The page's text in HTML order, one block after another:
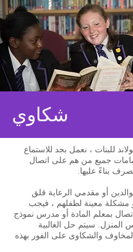
شكاوي
للبنات ، نعمل بجد للاستماع
جميع من هم على اتصال
بناءً عليها.
أو مقدمي الرعاية قلق
معينة لطفلهم ، فيجب
بمعلم المادة أو مدرس نموذج
المنزل. سيتم حل الغالبية
والشكاوى على الفور بهذه